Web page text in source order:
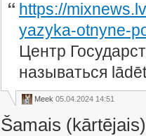
https://
yazyka-otnyne-
Центр
называться
Meek 05.04.2024 14:51
Šamais